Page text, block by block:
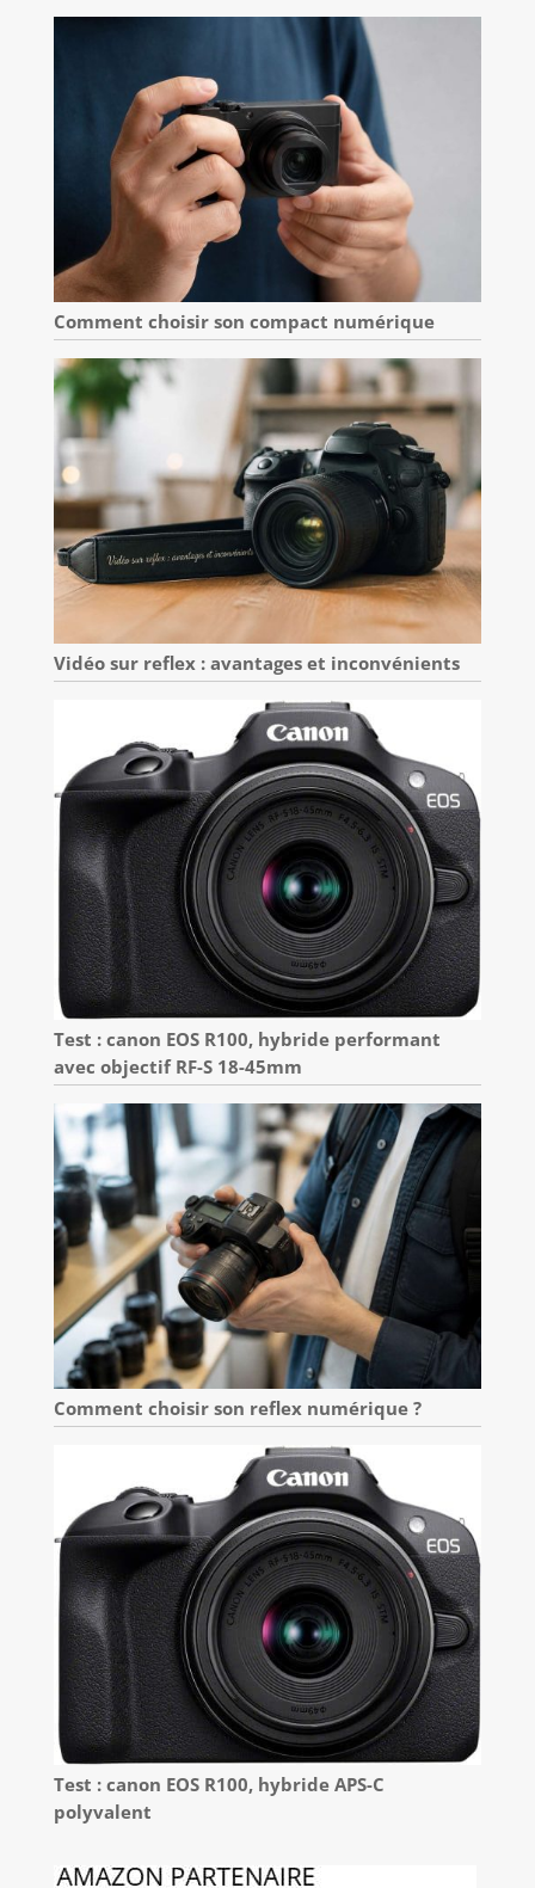
Comment choisir son compact numérique
Vidéo sur reflex : avantages et inconvénients
Test : canon EOS R100, hybride performant
avec objectif RF-S 18-45mm
Comment choisir son reflex numérique ?
Test : canon EOS R100, hybride APS-C
polyvalent